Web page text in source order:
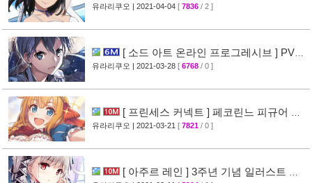
나 피규어 리뷰 사진 공개
유라리쿠오 | 2021-04-04 [ 7836 / 2 ]
[ 소드 아트 온라인 프로그레시브 ] PV
영상 공개
[39]
유라리쿠오 | 2021-03-28 [ 6768 / 0 ]
[ 프린세스 커넥트 ] 페코린느 피규어 리
뷰 사진 공개 [44]
유라리쿠오 | 2021-03-21 [ 7821 / 0 ]
[ 아주르 레인 ] 3주년 기념 일러스트 화